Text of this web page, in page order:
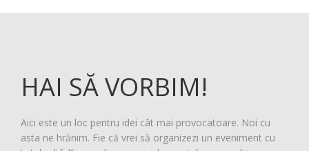
HAI SĂ VORBIM!
Aici este un loc pentru idei cât mai provocatoare. Noi cu
asta ne hrănim. Fie că vrei să organizezi un eveniment cu